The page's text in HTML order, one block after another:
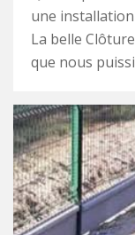
une
La belle
que nous